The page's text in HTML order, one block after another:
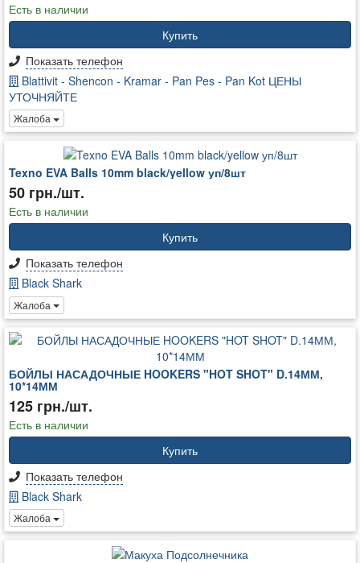
Есть в наличии
Купить
Показать телефон
Blattivit - Shencon - Kramar - Pan Pes - Pan Kot ЦЕНЫ
УТОЧНЯЙТЕ
Жалоба
Texno EVA Balls 10mm black/yellow уп/8шт
50 грн./шт.
Есть в наличии
Купить
Показать телефон
Black Shark
Жалоба
БОЙЛЫ НАСАДОЧНЫЕ HOOKERS "HOT SHOT" D.14ММ,
10*14ММ
125 грн./шт.
Есть в наличии
Купить
Показать телефон
Black Shark
Жалоба